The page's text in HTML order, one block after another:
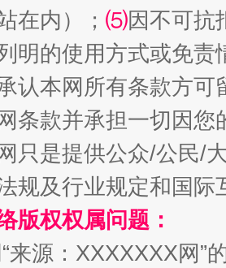
鳌关键词
魏明亮
在内）； ⑸因不可抗
明的使用方式或免责
认本网所有条款方
条款并承担一切因
只是提供公众/公民/
规及行业规定和国
版权权属问题：
来源：XXXXXXX网”